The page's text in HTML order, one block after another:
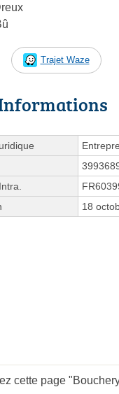
Trajet Waze
18
cette page